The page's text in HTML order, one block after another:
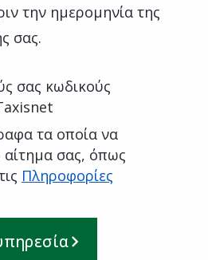
την ημερομηνία της
σας.
σας κωδικούς
τα οποία να
αίτημα σας, όπως
Πληροφορίες